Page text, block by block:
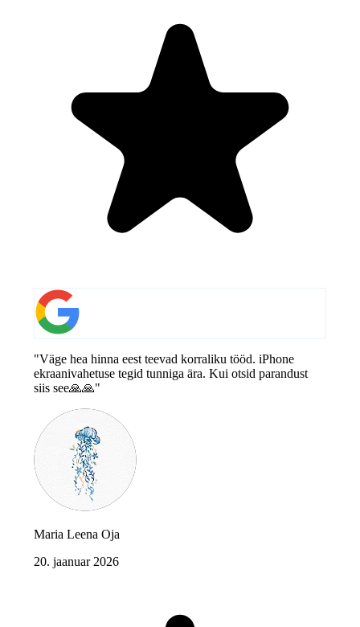
"Väge hea hinna eest teevad korraliku tööd. iPhone
ekraanivahetuse tegid tunniga ära. Kui otsid parandust
siis see🙏🙏"
Maria Leena Oja
20. jaanuar 2026